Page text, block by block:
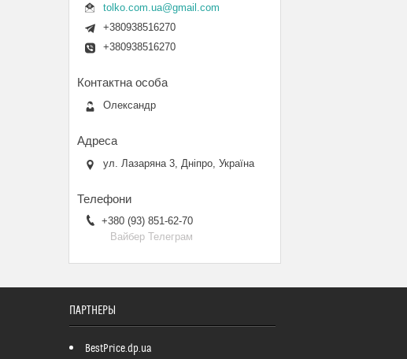
tolko.com.ua@gmail.com
+380938516270
+380938516270
Олександр
ул. Лазаряна 3, Дніпро, Україна
+380 (93) 851-62-70
Вайбер Телеграм
ПАРТНЕРЫ
BestPrice.dp.ua